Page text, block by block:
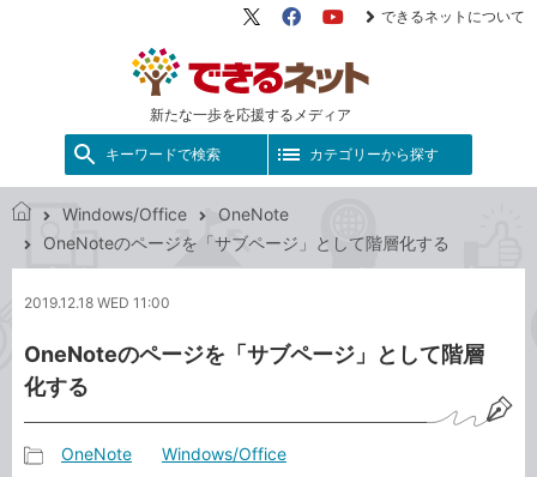
新たな一歩を応援するメディア
X（旧
FacebookYouTube
できるネットについて
キーワードで検索 カテゴリーから探す
で
ネ
ト
Windows/Office
OneNote
OneNoteのページを「サブページ」として階層化する
2019.12.18 WED 11:00
OneNoteのページを「サブページ」として階層
化する
OneNote Windows/Office